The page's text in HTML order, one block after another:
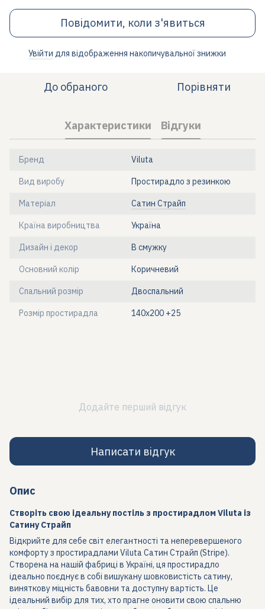
Повідомити, коли з'явиться
Увійти для відображення накопичувальної знижки
До обраного Порівняти
Характеристики Відгуки
Бренд Viluta
Вид виробу Простирадло з резинкою
Матеріал Сатин Страйп
Країна виробництва Україна
Дизайн і декор В смужку
Основний колір Коричневий
Спальний розмір Двоспальний
Розмір простирадла 140х200 +25
Додайте перший відгук
Написати відгук
Опис
Створіть свою ідеальну постіль з простирадлом Viluta із
Сатину Страйп
Відкрийте для себе світ елегантності та неперевершеного
комфорту з простирадлами Viluta Сатин Страйп (Stripe).
Створена на нашій фабриці в Україні, ця простирадло
ідеально поєднує в собі вишукану шовковистість сатину,
виняткову міцність бавовни та доступну вартість. Це
ідеальний вибір для тих, хто прагне оновити свою спальню